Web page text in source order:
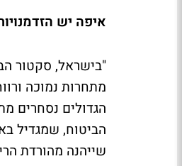
איפה יש
"בישראל, סקטור
הביטוח, שמגדיל
שייהנה מהורדת